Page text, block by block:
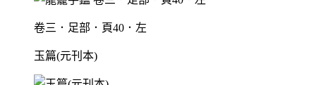
卷三．足部．頁40．左
玉篇(元刊本)